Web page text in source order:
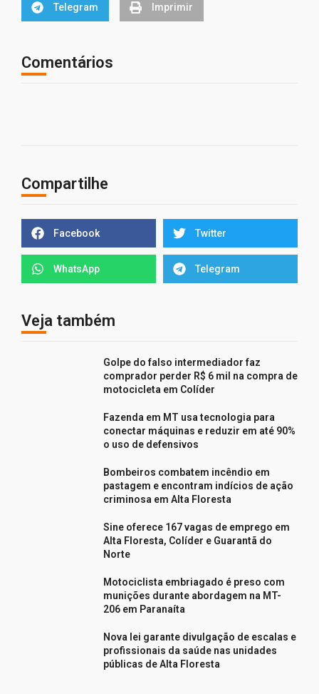
Telegram Imprimir
Comentários
Compartilhe
Facebook Twitter
WhatsApp Telegram
Veja também
Golpe do falso intermediador faz
comprador perder R$ 6 mil na compra de
motocicleta em Colíder
Fazenda em MT usa tecnologia para
conectar máquinas e reduzir em até 90%
o uso de defensivos
Bombeiros combatem incêndio em
pastagem e encontram indícios de ação
criminosa em Alta Floresta
Sine oferece 167 vagas de emprego em
Alta Floresta, Colíder e Guarantã do
Norte
Motociclista embriagado é preso com
munições durante abordagem na MT-
206 em Paranaíta
Nova lei garante divulgação de escalas e
profissionais da saúde nas unidades
públicas de Alta Floresta